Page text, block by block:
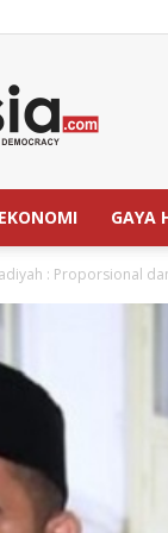
EKONOMI GAYA
: Proporsional